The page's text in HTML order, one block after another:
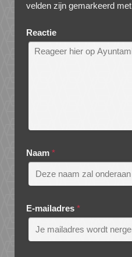
velden zijn gemarkeerd met
Reactie
Naam *
E-mailadres *